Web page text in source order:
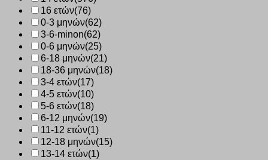
16 ετών(76)
0-3 μηνών(62)
3-6-minon(62)
0-6 μηνών(25)
6-18 μηνών(21)
18-36 μηνών(18)
3-4 ετών(17)
4-5 ετών(10)
5-6 ετών(18)
6-12 μηνών(19)
11-12 ετών(1)
12-18 μηνών(15)
13-14 ετών(1)